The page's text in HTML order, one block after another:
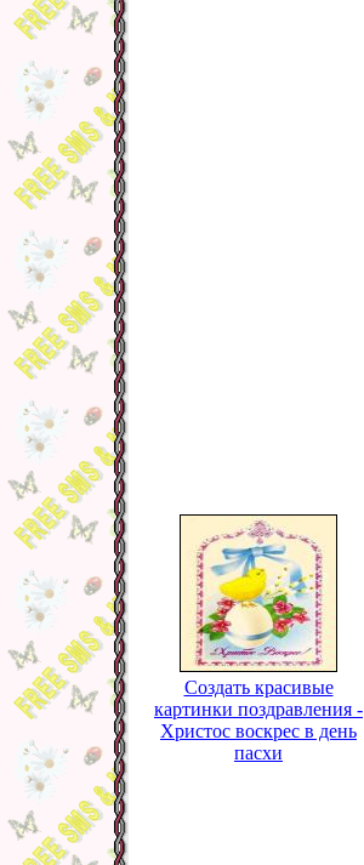
Создать красивые
картинки поздравления -
Христос воскрес в день
пасхи